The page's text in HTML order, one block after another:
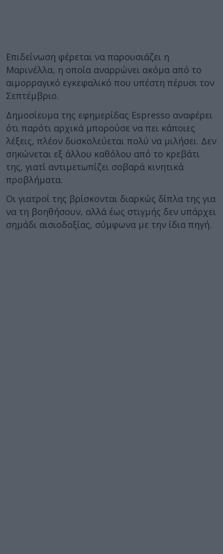
Επιδείνωση φέρεται να παρουσιάζει η
Μαρινέλλα, η οποία αναρρώνει ακόμα από το
αιμορραγικό εγκεφαλικό που υπέστη πέρυσι τον
Σεπτέμβριο.
Δημοσίευμα της εφημερίδας Espresso αναφέρει
ότι παρότι αρχικά μπορούσε να πει κάποιες
λέξεις, πλέον δυσκολεύεται πολύ να μιλήσει. Δεν
σηκώνεται εξ άλλου καθόλου από το κρεβάτι
της, γιατί αντιμετωπίζει σοβαρά κινητικά
προβλήματα.
Οι γιατροί της βρίσκονται διαρκώς δίπλα της για
να τη βοηθήσουν, αλλά έως στιγμής δεν υπάρχει
σημάδι αισιοδοξίας, σύμφωνα με την ίδια πηγή.